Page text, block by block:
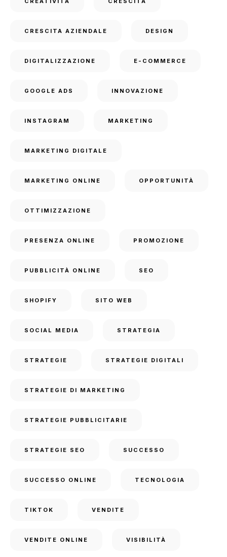
CRESCITA AZIENDALE DESIGN
DIGITALIZZAZIONE E-COMMERCE
GOOGLE ADS INNOVAZIONE
INSTAGRAM MARKETING
MARKETING DIGITALE
MARKETING ONLINE OPPORTUNITÀ
OTTIMIZZAZIONE
PRESENZA ONLINE PROMOZIONE
PUBBLICITÀ ONLINE SEO
SHOPIFY SITO WEB
SOCIAL MEDIA STRATEGIA
STRATEGIE STRATEGIE DIGITALI
STRATEGIE DI MARKETING
STRATEGIE PUBBLICITARIE
STRATEGIE SEO SUCCESSO
SUCCESSO ONLINE TECNOLOGIA
TIKTOK VENDITE
VENDITE ONLINE VISIBILITÀ